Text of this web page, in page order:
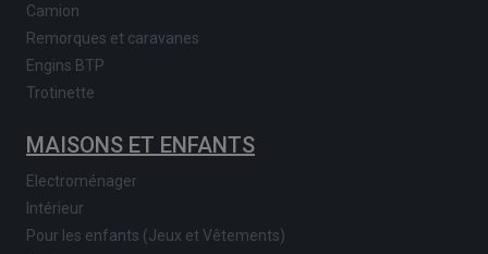
Camion
Remorques et caravanes
Engins BTP
Trotinette
MAISONS ET ENFANTS
Electroménager
Intérieur
Pour les enfants (Jeux et Vêtements)